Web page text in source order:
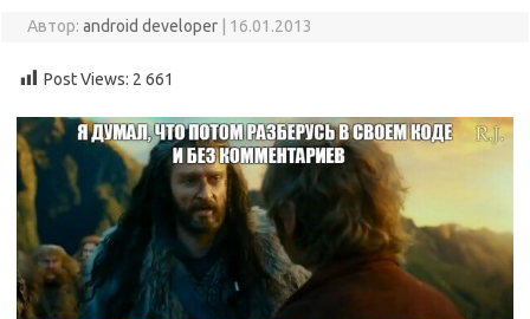
Автор: android developer 16.01.2013
Post Views: 2 661